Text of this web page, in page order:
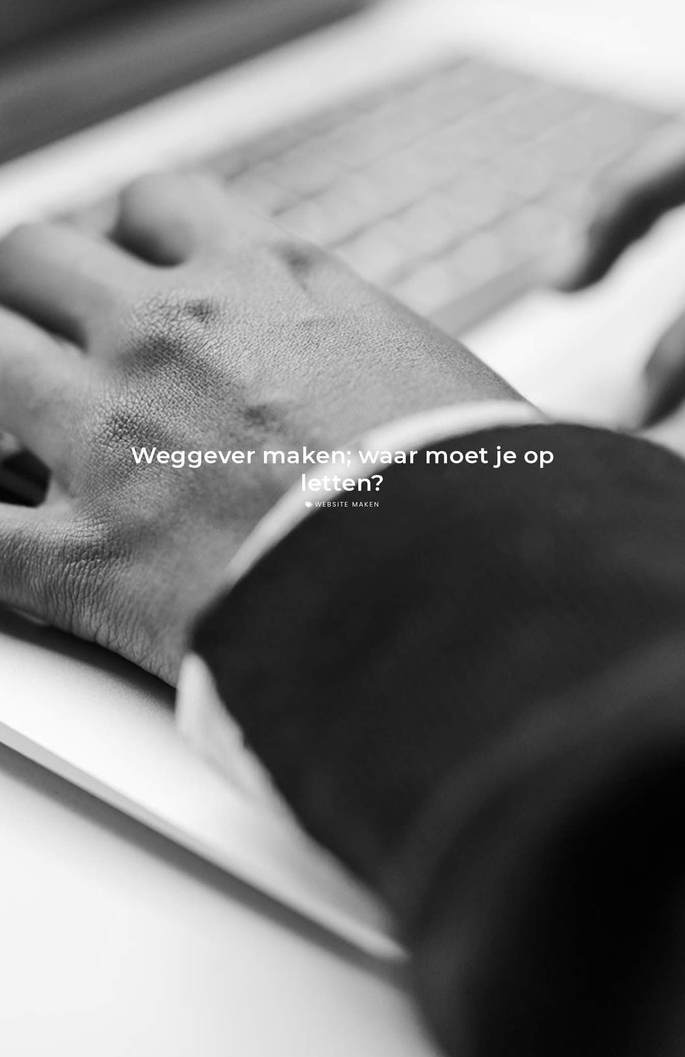
Weggever maken; waar moet je op
letten?
WEBSITE MAKEN